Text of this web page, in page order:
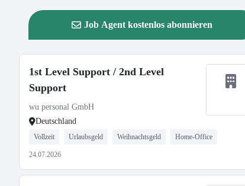
Job Agent kostenlos abonnieren
1st Level Support / 2nd Level
Support
wu personal GmbH
Deutschland
Vollzeit Urlaubsgeld Weihnachtsgeld Home-Office
24.07.2026